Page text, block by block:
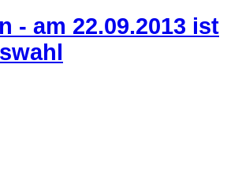
- am 22.09.2013 ist